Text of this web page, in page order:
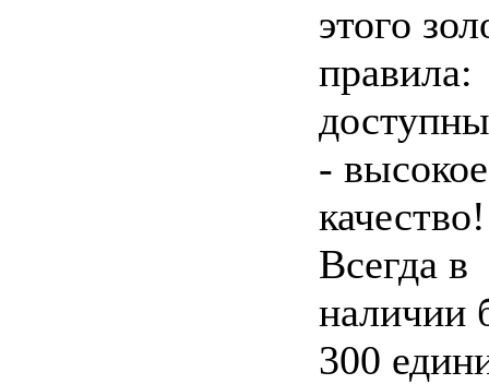
этого
правила:
- высокое
Всегда в
наличии
300